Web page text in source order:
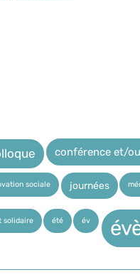
conférence et/
sociale journées
solidaire été év